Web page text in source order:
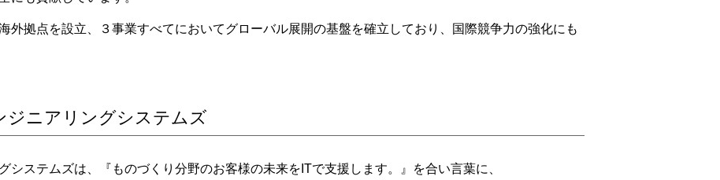
外拠点を設立、３事業すべてにおいてグローバル展開の基盤を確立しており、国際競争力の強化にも
ジニアリングシステムズ
システムズは、『ものづくり分野のお客様の未来をITで支援します。』を合い言葉に、